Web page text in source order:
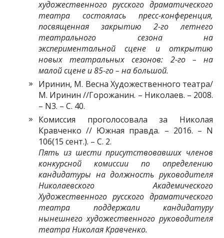
художественного русского драматического
театра состоялась пресс-конференция,
посвященная закрытию 2-го летнего
театрального сезона на
экспериментальной сцене и открытию
новых театральных сезонов: 2-го – на
малой сцене и 85-го – на большой.
Иринин, М. Весна Художественного театра/
М. Иринин //Горожанин. – Николаев. – 2008.
– N3. – C. 40.
Комиссия проголосовала за Николая
Кравченко // Южная правда. – 2016. – N
106(15 сент.). – С. 2.
Пять из шести присутствовавших членов
конкурсной комиссии по определению
кандидатуры на должность руководителя
Николаевского Академического
Художественного русского драматического
театра поддержали кандидатуру
нынешнего художественного руководителя
театра Николая Кравченко.